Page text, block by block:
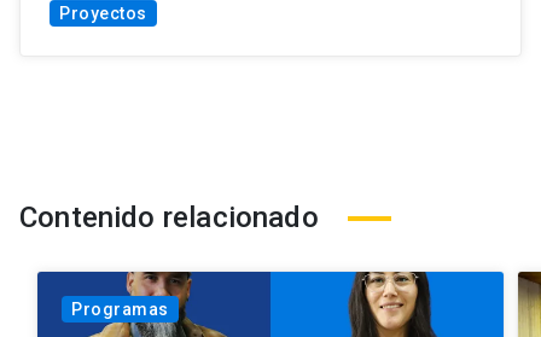
Proyectos
Contenido relacionado
Programas